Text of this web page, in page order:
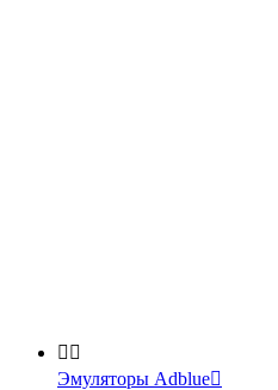
 
Эмуляторы Adblue